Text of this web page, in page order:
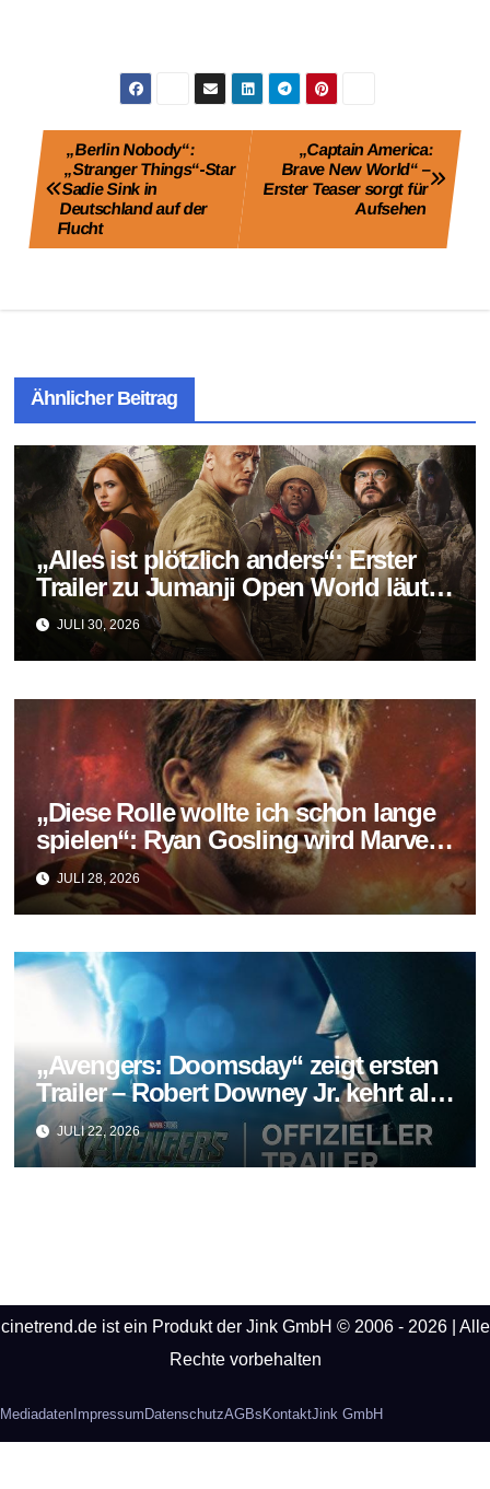
Beitragsnavigation„Captain America:
Brave New World“ –
Erster Teaser sorgt für
Aufsehen
„Berlin Nobody“:
„Stranger Things“-Star
Sadie Sink in
Deutschland auf der
Flucht
Ähnlicher Beitrag
„Alles ist plötzlich anders“: Erster
Trailer zu Jumanji Open World läutet
das Finale der Reihe ein
JULI 30, 2026
„Diese Rolle wollte ich schon lange
spielen“: Ryan Gosling wird Marvels
neuer Ghost Rider
JULI 28, 2026
„Avengers: Doomsday“ zeigt ersten
Trailer – Robert Downey Jr. kehrt als
Doctor Doom zurück
JULI 22, 2026
cinetrend.de ist ein Produkt der Jink GmbH © 2006 - 2026 | Alle
Rechte vorbehalten
Mediadaten Impressum DatenschutzAGBs KontaktJink GmbH